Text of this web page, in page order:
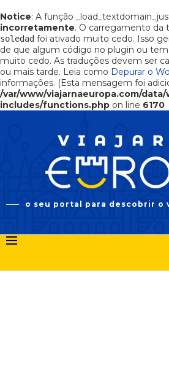
Notice: A função
incorretamente. O carregamento da
soledad foi ativado muito cedo. Isso
de que algum código no plugin ou
muito cedo. As traduções devem ser
ou mais tarde. Leia como Depurar o
informações. (Esta mensagem foi
/var/www/viajarnaeuropa.com/
includes/functions.php on line 6170
o seu portal para descobrir o